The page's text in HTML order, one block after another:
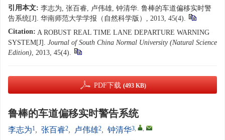
引用本文: 李志为, 张百睿, 卢伟雄, 钟清华. 鲁棒的车道偏移实时警
告系统[J]. 华南师范大学学报（自然科学版）, 2013, 45(4).
Citation: A ROBUST REAL TIME LANE DEPARTURE WARNING
SYSTEM[J]. Journal of South China Normal University (Natural Science
Edition), 2013, 45(4).
PDF下载 (493 KB)
鲁棒的车道偏移实时警告系统
李志为1, 张百睿2, 卢伟雄2, 钟清华3, ,